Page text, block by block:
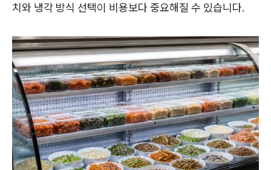
치와 냉각 방식 선택이 비용보다 중요해질 수 있습니다.